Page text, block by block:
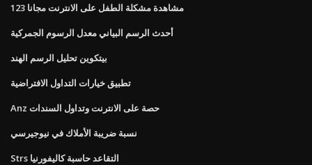
مشاهدة مشكلة الطفل على الانترنت مجانا 123
أحدث الرسم البياني معدل الرسوم الجمركية
بيتكوين تحليل الرسم الهند
تطبيق خيارات التداول الافتراضية
Anz حصة على الانترنت وتداول السندات
نسبة ضريبة الأملاك في نيوجيرسي
Strs التقاعد حاسبة كاليفورنيا